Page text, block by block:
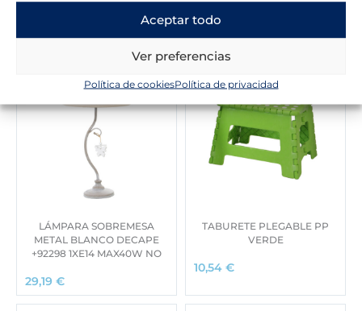
Aceptar todo
Ver preferencias
Política de cookiesPolítica de privacidad
LÁMPARA SOBREMESA
METAL BLANCO DECAPE
+92298 1XE14 MAX40W NO
29,19 €
TABURETE PLEGABLE PP
VERDE
10,54 €